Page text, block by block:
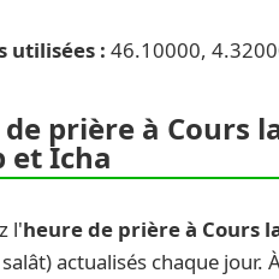
utilisées : 46.10000,
prière à Cours
et Icha
l'heure de prière à Cours
actualisés chaque jour.